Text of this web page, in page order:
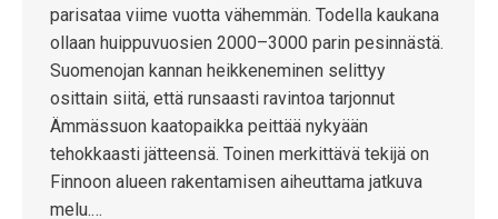
parisataa viime vuotta vähemmän. Todella kaukana
ollaan huippuvuosien 2000–3000 parin pesinnästä.
Suomenojan kannan heikkeneminen selittyy
osittain siitä, että runsaasti ravintoa tarjonnut
Ämmässuon kaatopaikka peittää nykyään
tehokkaasti jätteensä. Toinen merkittävä tekijä on
Finnoon alueen rakentamisen aiheuttama jatkuva
melu.…